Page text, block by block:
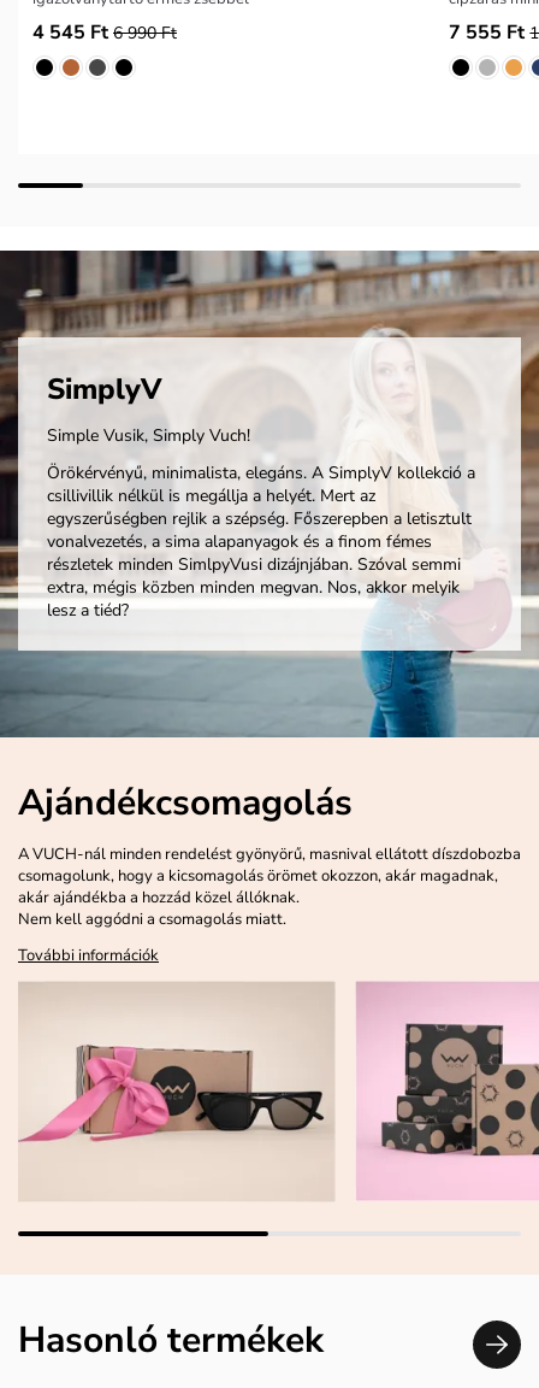
4 545 Ft 6 990 Ft 7 555 Ft
SimplyV
Simple Vusik, Simply Vuch!
Örökérvényű, minimalista, elegáns. A SimplyV kollekció a
csillivillik nélkül is megállja a helyét. Mert az
egyszerűségben rejlik a szépség. Főszerepben a letisztult
vonalvezetés, a sima alapanyagok és a finom fémes
részletek minden SimlpyVusi dizájnjában. Szóval semmi
extra, mégis közben minden megvan. Nos, akkor melyik
lesz a tiéd?
Ajándékcsomagolás
A VUCH-nál minden rendelést gyönyörű, masnival ellátott díszdobozba
csomagolunk, hogy a kicsomagolás örömet okozzon, akár magadnak,
akár ajándékba a hozzád közel állóknak.
Nem kell aggódni a csomagolás miatt.
További információk
Hasonló termékek